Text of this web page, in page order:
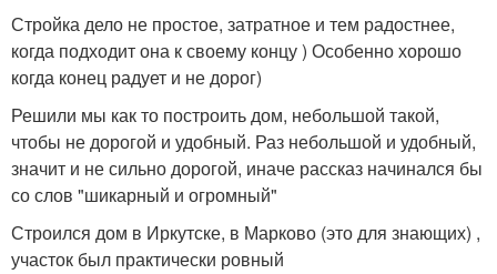
Стройка дело не простое, затратное и тем радостнее,
когда подходит она к своему концу ) Особенно хорошо
когда конец радует и не дорог)
Решили мы как то построить дом, небольшой такой,
чтобы не дорогой и удобный. Раз небольшой и удобный,
значит и не сильно дорогой, иначе рассказ начинался бы
со слов "шикарный и огромный"
Строился дом в Иркутске, в Марково (это для знающих) ,
участок был практически ровный